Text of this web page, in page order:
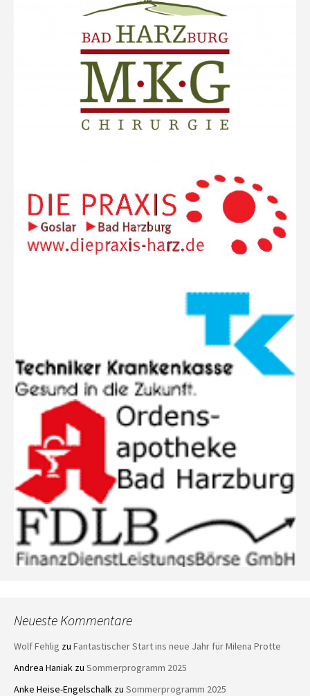
Neueste Kommentare
Wolf Fehlig zu Fantastischer Start ins neue Jahr für Milena Protte
Andrea Haniak zu Sommerprogramm 2025
Anke Heise-Engelschalk zu Sommerprogramm 2025